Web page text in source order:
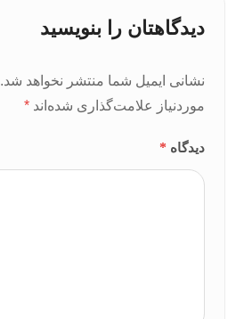
دیدگاهتان را بنویسید
نشانی ایمیل شما منتشر نخواهد شد.
موردنیاز علامت‌گذاری شده‌اند *
دیدگاه *